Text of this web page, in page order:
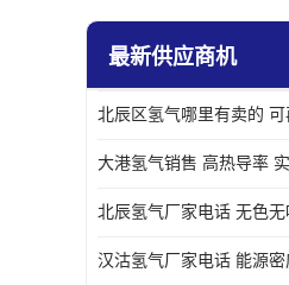
乙炔
最新供应商机